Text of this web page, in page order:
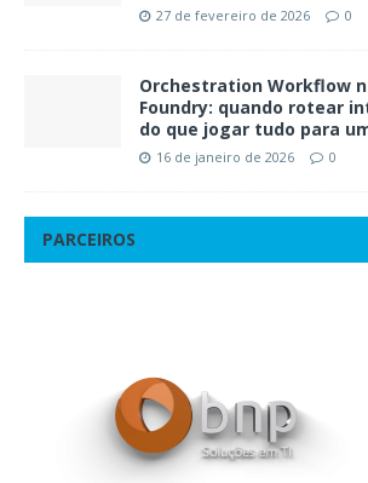
27 de fevereiro de 2026 0
Orchestration Workflow
Foundry: quando rotear
do que jogar tudo para
16 de janeiro de 2026 0
PARCEIROS